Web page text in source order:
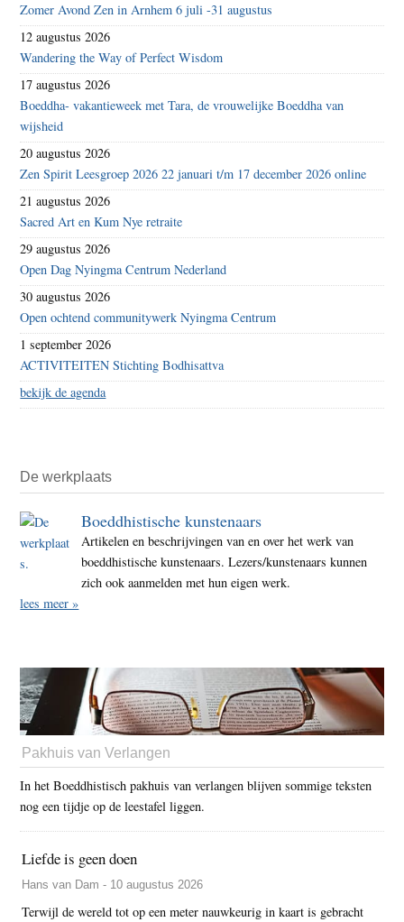
Zomer Avond Zen in Arnhem 6 juli -31 augustus
12 augustus 2026
Wandering the Way of Perfect Wisdom
17 augustus 2026
Boeddha- vakantieweek met Tara, de vrouwelijke Boeddha van
wijsheid
20 augustus 2026
Zen Spirit Leesgroep 2026 22 januari t/m 17 december 2026 online
21 augustus 2026
Sacred Art en Kum Nye retraite
29 augustus 2026
Open Dag Nyingma Centrum Nederland
30 augustus 2026
Open ochtend communitywerk Nyingma Centrum
1 september 2026
ACTIVITEITEN Stichting Bodhisattva
bekijk de agenda
De werkplaats
Boeddhistische kunstenaars
Artikelen en beschrijvingen van en over het werk van
boeddhistische kunstenaars. Lezers/kunstenaars kunnen
zich ook aanmelden met hun eigen werk.
lees meer »
Pakhuis van Verlangen
In het Boeddhistisch pakhuis van verlangen blijven sommige teksten
nog een tijdje op de leestafel liggen.
Liefde is geen doen
Hans van Dam - 10 augustus 2026
Terwijl de wereld tot op een meter nauwkeurig in kaart is gebracht